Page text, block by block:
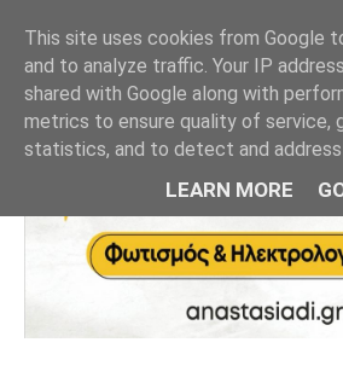
This site uses cookies from Google
and to analyze traffic. Your IP
shared with Google along with
metrics to ensure quality of service,
statistics, and to detect and address
LEARN MORE